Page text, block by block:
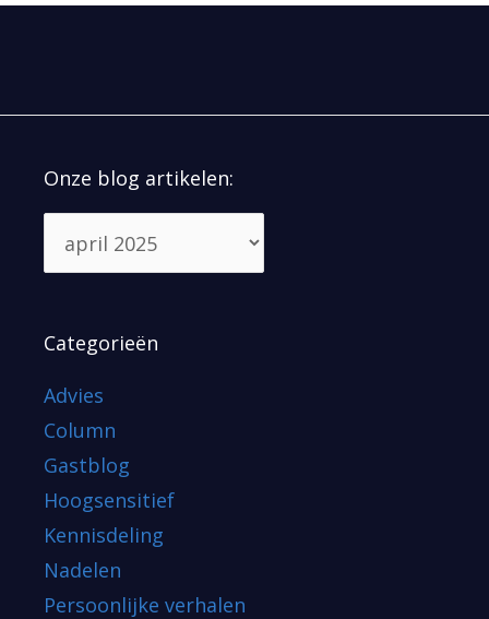
Onze blog artikelen:
Categorieën
Advies
Column
Gastblog
Hoogsensitief
Kennisdeling
Nadelen
Persoonlijke verhalen